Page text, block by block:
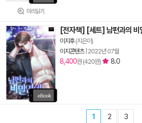
미리읽기
[전자책] [세트] 남편과의
이지후(지은이)
이지콘텐츠| 2022년 07월
8,400원 (420원) 8.0
1 2 3